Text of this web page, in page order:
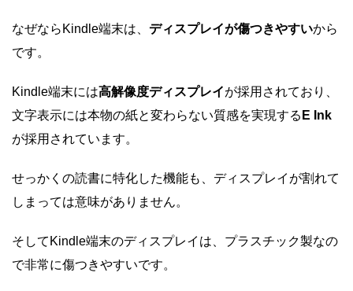
なぜならKindle端末は、 ディスプレイが傷つきやすいから
です。
Kindle端末には高解像度ディスプレイが採用されており、
文字表示には本物の紙と変わらない質感を実現する E Ink
が採用されています。
せっかくの読書に特化した機能も、ディスプレイが割れて
しまっては意味がありません。
そしてKindle端末のディスプレイは、プラスチック製なの
で非常に傷つきやすいです。